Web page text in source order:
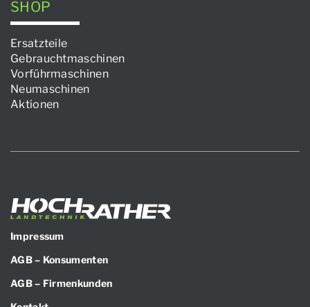
SHOP
Ersatzteile
Gebrauchtmaschinen
Vorführmaschinen
Neumaschinen
Aktionen
Impressum
AGB – Konsumenten
AGB – Firmenkunden